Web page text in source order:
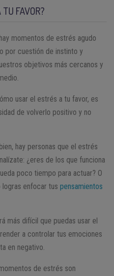
FAVOR?
momentos de estrés agudo
por cuestión de instinto y
objetivos más cercanos y
usar el estrés a tu favor, es
de volverlo positivo y no
hay personas que el estrés
¿eres de los que funciona
poco tiempo para actuar? O
enfocar tus pensamientos
más difícil que puedas usar el
a controlar tus emociones
en negativo.
de estrés son